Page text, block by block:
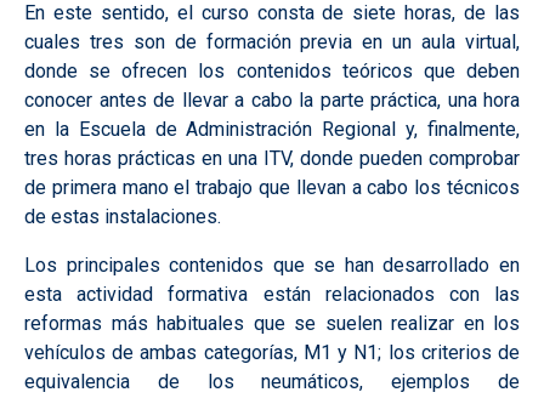
En este sentido, el curso consta de siete horas, de las
cuales tres son de formación previa en un aula virtual,
donde se ofrecen los contenidos teóricos que deben
conocer antes de llevar a cabo la parte práctica, una hora
en la Escuela de Administración Regional y, finalmente,
tres horas prácticas en una ITV, donde pueden comprobar
de primera mano el trabajo que llevan a cabo los técnicos
de estas instalaciones.
Los principales contenidos que se han desarrollado en
esta actividad formativa están relacionados con las
reformas más habituales que se suelen realizar en los
vehículos de ambas categorías, M1 y N1; los criterios de
equivalencia de los neumáticos, ejemplos de